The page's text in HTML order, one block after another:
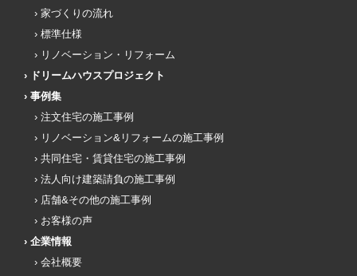
家づくりの流れ
標準仕様
リノベーション・リフォーム
ドリームハウスプロジェクト
事例集
注文住宅の施工事例
リノベーション&リフォームの施工事例
共同住宅・賃貸住宅の施工事例
法人向け建築請負の施工事例
店舗&その他の施工事例
お客様の声
企業情報
会社概要